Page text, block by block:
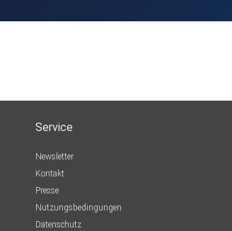
Service
Newsletter
Kontakt
Presse
Nutzungsbedingungen
Datenschutz